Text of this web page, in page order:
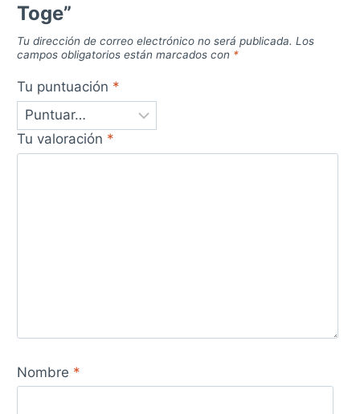
Toge”
Tu dirección de correo electrónico no será publicada. Los
campos obligatorios están marcados con *
Tu puntuación *
Tu valoración *
Nombre *